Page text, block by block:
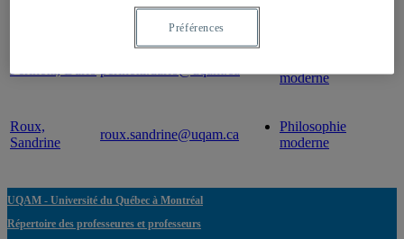
Courriel
Perinetti, Dario
moderne
Roux,
Sandrine
roux.sandrine@uqam.ca
Philosophie
moderne
UQAM - Université du Québec à Montréal
Répertoire des professeures et professeurs
Préférences